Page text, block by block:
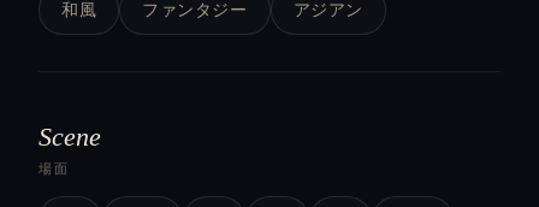
和風 ファンタジー アジアン
Scene
場面